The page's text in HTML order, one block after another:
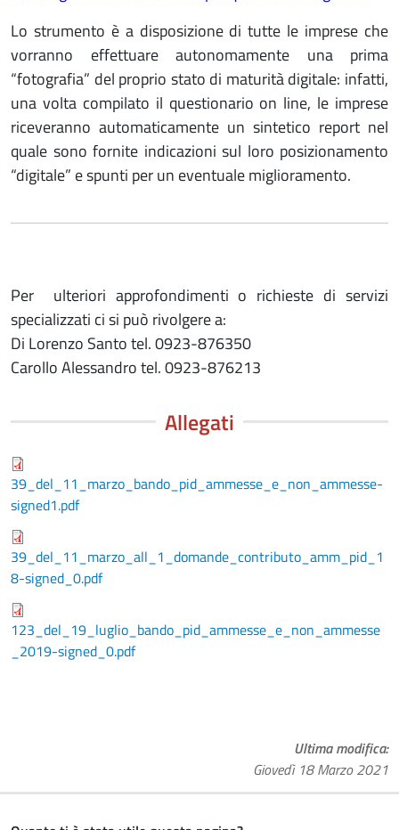
Lo strumento è a disposizione di tutte le imprese che
vorranno effettuare autonomamente una prima
“fotografia” del proprio stato di maturità digitale: infatti,
una volta compilato il questionario on line, le imprese
riceveranno automaticamente un sintetico report nel
quale sono fornite indicazioni sul loro posizionamento
“digitale” e spunti per un eventuale miglioramento.
Per ulteriori approfondimenti o richieste di servizi
specializzati ci si può rivolgere a:
Di Lorenzo Santo tel. 0923-876350
Carollo Alessandro tel. 0923-876213
Allegati
39_del_11_marzo_bando_pid_ammesse_e_non_ammesse-
signed1.pdf
39_del_11_marzo_all_1_domande_contributo_amm_pid_1
8-signed_0.pdf
123_del_19_luglio_bando_pid_ammesse_e_non_ammesse
_2019-signed_0.pdf
Ultima modifica
Giovedì 18 Marzo 2021